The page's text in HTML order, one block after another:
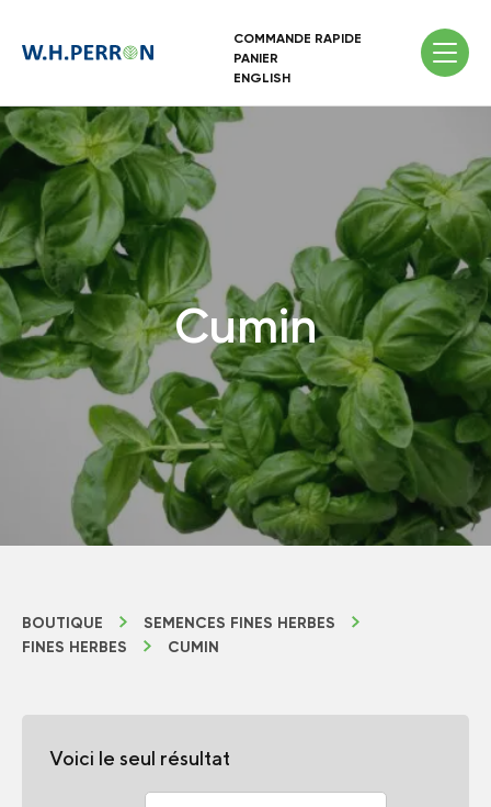
COMMANDE RAPIDE
PANIER
ENGLISH
Cumin
BOUTIQUE
SEMENCES FINES HERBES
FINES HERBES
CUMIN
Voici le seul résultat